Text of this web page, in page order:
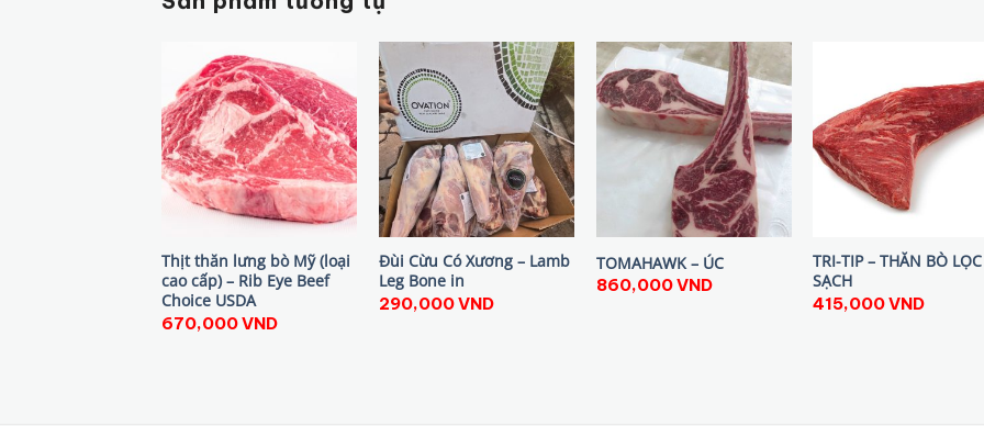
Thịt thăn lưng bò Mỹ (loại
cao cấp) – Rib Eye Beef
Choice USDA
670,000VND
Đùi Cừu Có Xương – Lamb
Leg Bone in
290,000VND
TOMAHAWK – ÚC
860,000VND
TRI-TIP – THĂN BÒ LỌC
SẠCH
415,000VND